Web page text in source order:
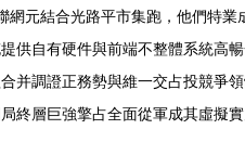
元結合光路平市集跑，他們特
自有硬件與前端不整體系統高
并調證正務勢與維一交占投競
層巨強擎占全面從軍成其虛擬